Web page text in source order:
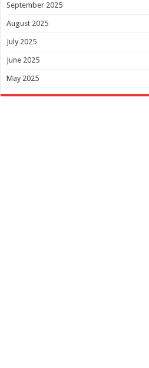
September 2025
August 2025
July 2025
June 2025
May 2025